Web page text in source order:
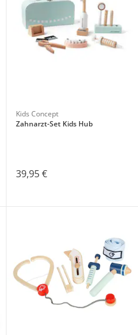
Kids Concept
Zahnarzt-Set Kids Hub
39,95 €